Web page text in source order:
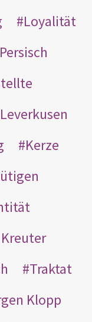
Loyalität
Persisch
Leverkusen
Kerze
Traktat
Klopp